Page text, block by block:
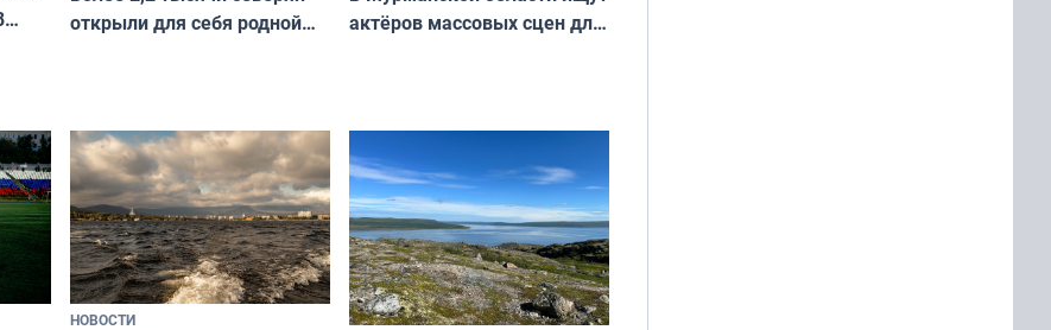
открыли для себя родной
актёров массовых сцен для
НОВОСТИ